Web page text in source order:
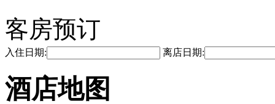
客房预订
入住日期: 离店日期:
酒店地图